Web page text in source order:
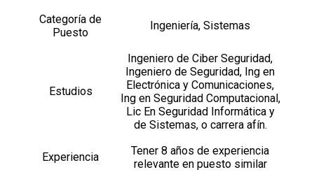
Categoría de
Puesto
Ingeniería, Sistemas
Estudios
Ingeniero de Ciber Seguridad,
Ingeniero de Seguridad, Ing en
Electrónica y Comunicaciones,
Ing en Seguridad Computacional,
Lic En Seguridad Informática y
de Sistemas, o carrera afín.
Experiencia
Tener 8 años de experiencia
relevante en puesto similar